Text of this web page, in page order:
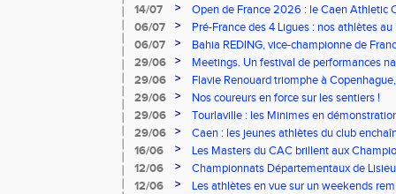
14/07
>
Open de France 2026 : le Caen Athletic
06/07
>
Pré-France des 4 Ligues : nos athlètes
06/07
>
Bahia REDING, vice-championne de
29/06
>
Meetings. Un festival de performances
concours
29/06 >
Flavie Renouard triomphe à
brillent sur tous les fronts
29/06 >
Nos coureurs en force sur les sentiers !
29/06
>
Tourlaville : les Minimes en
29/06
>
Caen : les jeunes athlètes du club
16/06
>
Les Masters du CAC brillent aux
12/06
>
Championnats Départementaux de
remarquables pour nos jeunes athlètes
12/06 >
Les athlètes en vue sur un weekends